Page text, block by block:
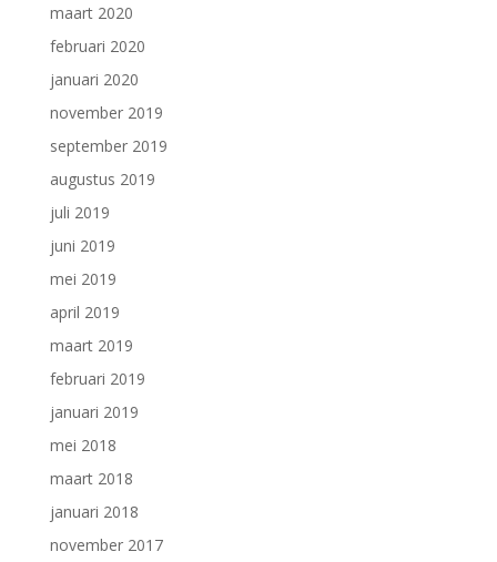
maart 2020
februari 2020
januari 2020
november 2019
september 2019
augustus 2019
juli 2019
juni 2019
mei 2019
april 2019
maart 2019
februari 2019
januari 2019
mei 2018
maart 2018
januari 2018
november 2017